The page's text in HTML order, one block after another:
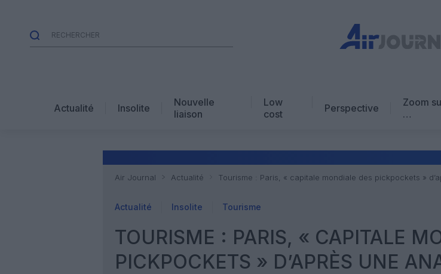
Actualité Insolite
Nouvelle
liaison
Low
cost
Perspective
Zoom
…
Avis
Air Journal Actualité Tourisme : Paris, « capitale mondiale des pickpockets »
Actualité Insolite Tourisme
TOURISME : PARIS, « CAPITALE
PICKPOCKETS » D’APRÈS UNE